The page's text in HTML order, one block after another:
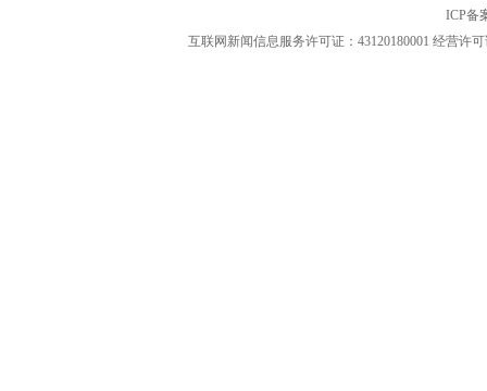
ICP备
互联网新闻信息服务许可证：43120180001 经营许可